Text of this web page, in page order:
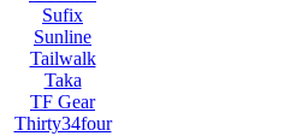
Sufix
Sunline
Tailwalk
Taka
TF Gear
Thirty34four